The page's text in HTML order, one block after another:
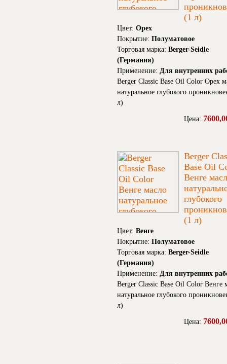
(1 л)
Цвет: Орех
Покрытие: Полуматовое
Торговая марка: Berger-Seidle
(Германия)
Применение: Для внутренних
Berger Classic Base Oil Color Орех
натуральное глубокого
л)
Цена:
Berger
Base Oil
Венге
глубокого
(1 л)
Цвет: Венге
Покрытие: Полуматовое
Торговая марка: Berger-Seidle
(Германия)
Применение: Для внутренних
Berger Classic Base Oil Color Венге
натуральное глубокого
л)
Цена: